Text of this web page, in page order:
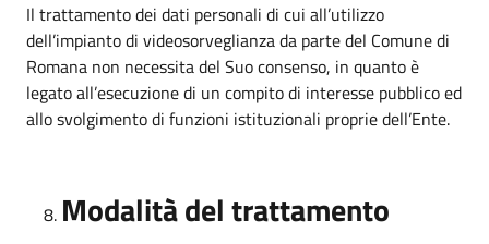
Il trattamento dei dati personali di cui all’utilizzo
dell’impianto di videosorveglianza da parte del Comune di
Romana non necessita del Suo consenso, in quanto è
legato all’esecuzione di un compito di interesse pubblico ed
allo svolgimento di funzioni istituzionali proprie dell’Ente.
Modalità del trattamento